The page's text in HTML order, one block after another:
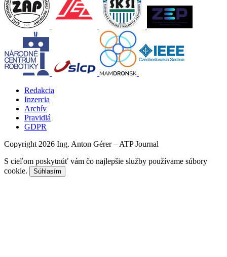
Redakcia
Inzercia
Archív
Pravidlá
GDPR
Copyright 2026 Ing. Anton Gérer – ATP Journal
S cieľom poskytnúť vám čo najlepšie služby používame súbory
cookie.
Súhlasím